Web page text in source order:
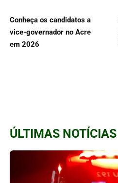
Conheça os candidatos a
vice-governador no Acre
em 2026
ÚLTIMAS NOTÍCIAS